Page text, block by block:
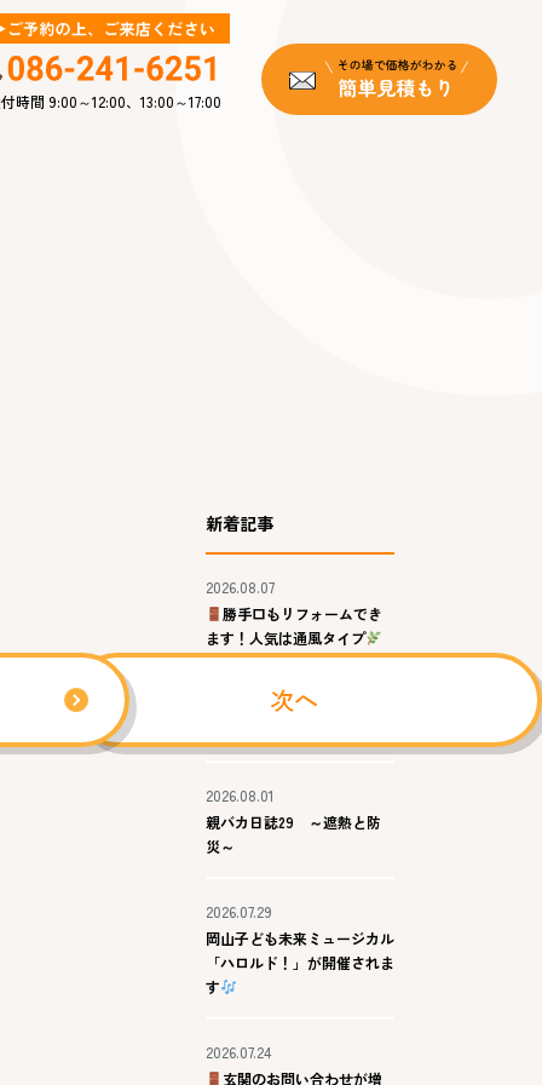
時間 9:00～12:00、13:00～17:00
次へ
新着記事
2026.08.07
勝手口もリフォームでき
ます！人気は通風タイプ
2026.08.03
2026.08.01
親バカ日誌29 ～遮熱と防
災～
2026.07.29
岡山子ども未来ミュージカル
「ハロルド！」が開催されま
す
2026.07.24
玄関のお問い合わせが増